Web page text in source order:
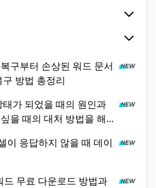
구부터 손상된 워드 문서
방법 총정리
가 되었을 때의 원인과
을 때의 대처 방법을 해
이 응답하지 않을 때 데이
드 무료 다운로드 방법과